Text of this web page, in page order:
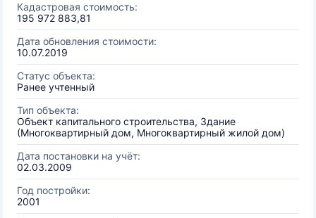
Кадастровая стоимость:
195 972 883,81
Дата обновления стоимости:
10.07.2019
Статус объекта:
Ранее учтенный
Тип объекта:
Объект капитального строительства, Здание
(Многоквартирный дом, Многоквартирный жилой дом)
Дата постановки на учёт:
02.03.2009
Год постройки:
2001